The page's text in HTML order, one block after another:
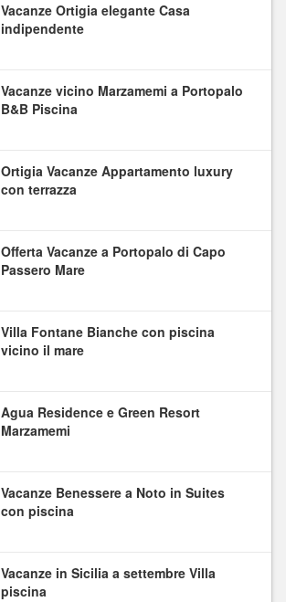
Vacanze Ortigia elegante Casa
indipendente
Vacanze vicino Marzamemi a Portopalo
B&B Piscina
Ortigia Vacanze Appartamento luxury
con terrazza
Offerta Vacanze a Portopalo di Capo
Passero Mare
Villa Fontane Bianche con piscina
vicino il mare
Agua Residence e Green Resort
Marzamemi
Vacanze Benessere a Noto in Suites
con piscina
Vacanze in Sicilia a settembre Villa
piscina